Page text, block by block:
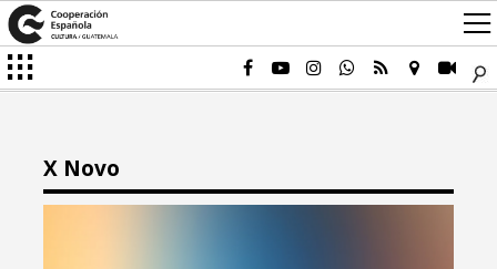
X Novo